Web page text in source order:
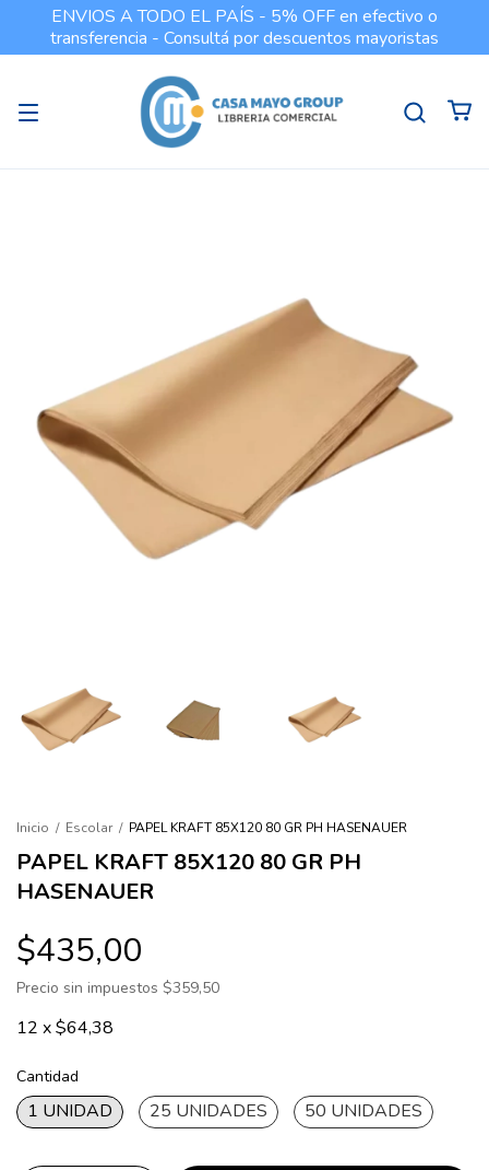
ENVIOS A TODO EL PAÍS - 5% OFF en efectivo o
transferencia - Consultá por descuentos mayoristas
Inicio / Escolar / PAPEL KRAFT 85X120 80 GR PH HASENAUER
PAPEL KRAFT 85X120 80 GR PH
HASENAUER
$435,00
Precio sin impuestos $359,50
12 x$64,38
Cantidad
1 UNIDAD 25 UNIDADES 50 UNIDADES